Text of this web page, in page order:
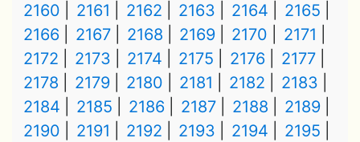
2160
2161 2162 2163 2164
2165
2166
2167 2168 2169 2170
2171
2172
2173 2174 2175 2176
2177
2178
2179 2180 2181 2182
2183
2184
2185 2186 2187 2188
2189
2190
2191 2192 2193 2194
2195